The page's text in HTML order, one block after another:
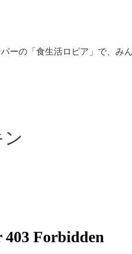
ーの「食生活ロピア」で、み